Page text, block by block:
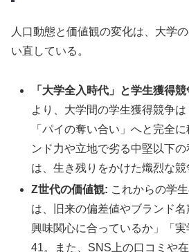
人口動態と価値観の変化は、大学
い直している。
「大学全入時代」と学生獲得競
より、大学間の学生獲得競争
「パイの奪い合い」へと完全
ンド力や立地で劣る中堅以下
は、生き残りをかけた熾烈な競
Z世代の価値観: これからの学
は、旧来の偏差値やブランド
興味関心に合っているか」「
41。また、SNS上の口コミや